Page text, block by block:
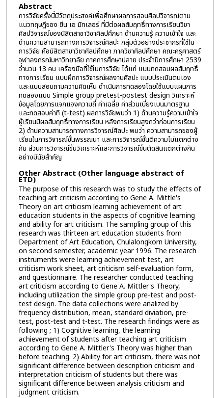
Abstract
การวิจัยครั้งนี้มีวัตถุประสงค์เพื่อศึกษาผลการสอนศิลปวิจารณ์ตาม
แนวทฤษฎีของ ยีน เอ มิทเลอร์ ที่มีต่อผลสัมฤทธิ์ทางการเรียนวิชา
ศิลปวิจารณ์ของนิสิตสาขาวิชาศิลปศึกษา ด้านความรู้ ความเข้าใจ และ
ด้านความสามารถทางการวิจารณ์ศิลปะ กลุ่มตัวอย่างประชากรที่ใช้ใน
การวิจัย คือนิสิตสาขาวิชาศิลปศึกษา ภาควิชาศิลปศึกษา คณะครุศาสตร์
จุฬาลงกรณ์มหาวิทยาลัย ภาคการศึกษาปลาย ประจำปีการศึกษา 2539
จำนวน 13 คน เครื่องมือที่ใช้ในการวิจัย ได้แก่ แบบทดสอบผลสัมฤทธิ์
ทางการเรียน แบบฝึกการวิจารณ์ผลงานศิลปะ แบบประเมินตนเอง
และแบบสอบถามความคิดเห็น ดำเนินการทดลองโดยใช้แบบแผนการ
ทดลองแบบ Simple group pretest-postest design วิเคราะห์
ข้อมูลโดยการแจกแจงความถี่ ค่าเฉลี่ย ค่าส่วนเบี่ยงเบนมาตรฐาน
และทดสอบค่าที (t-test) ผลการวิจัยพบว่า 1) ด้านความรู้ความเข้าใจ
ผู้เรียนมีผลสัมฤทธิ์ทางการเรียน หลังการเรียนสูงกว่าก่อนการเรียน
2) ด้านความสามารถทางการวิจารณ์ศิลปะ พบว่า ความสามารถของผู้
เรียนในการวิจารณ์ขั้นพรรณนา และการวิจารณ์ขั้นตีความไม่แตกต่าง
กัน ส่วนการวิจารณ์ขั้นวิเคราะห์และการวิจารณ์ขั้นตัดสินแตกต่างกัน
อย่างมีนัยสำคัญ
Other Abstract (Other language abstract of
ETD)
The purpose of this research was to study the effects of
teaching art criticism according to Gene A. Mittle's
Theory on art criticism learning achievement of art
education students in the aspects of cognitive learning
and ability for art criticism. The sampling group of this
research was thirteen art education students from
Department of Art Education, Chulalongkorn University,
on second semester, academic year 1996. The research
instruments were learning achievement test, art
criticism work sheet, art criticism self-evaluation form,
and questionnaire. The researcher conducted teaching
art criticism according to Gene A. Mittler's Theory,
including utilization the simple group pre-test and post-
test design. The data collections were analized by
frequency distribution, mean, standard diviation, pre-
test, post-test and t-test. The research findings were as
following ; 1) Cognitive learning, the learning
achievement of students after teaching art criticism
according to Gene A. Mittler's Theory was higher than
before teaching. 2) Ability for art criticism, there was not
significant difference between description criticism and
interpretation criticism of students but there was
significant difference between analysis criticism and
judgment criticism.